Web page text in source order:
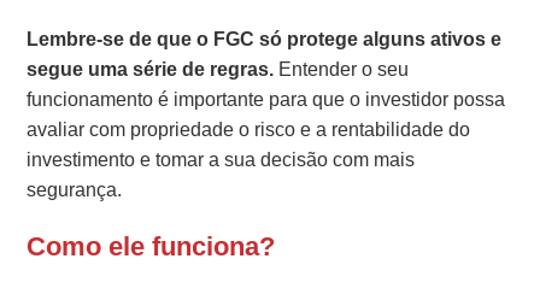
Lembre-se de que o FGC só protege alguns ativos e
segue uma série de regras. Entender o seu
funcionamento é importante para que o investidor possa
avaliar com propriedade o risco e a rentabilidade do
investimento e tomar a sua decisão com mais
segurança.
Como ele funciona?